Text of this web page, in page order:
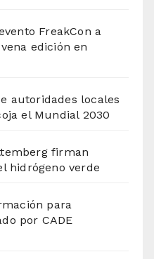
FreakCon a
edición en
autoridades locales
el Mundial 2030
firman
hidrógeno verde
para
por CADE